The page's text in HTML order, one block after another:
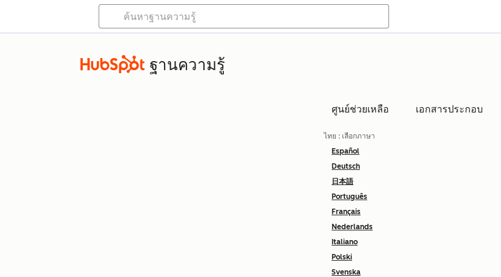
ฐานความรู้
ศูนย์ช่วยเหลือ เอกสารประกอบ
ไทย : เลือกภาษา
Español
Deutsch
日本語
Português
Français
Nederlands
Italiano
Polski
Svenska